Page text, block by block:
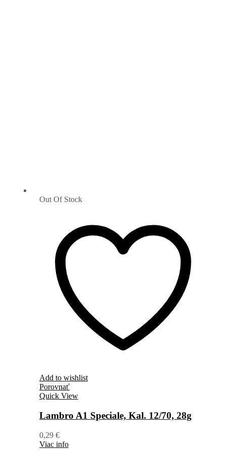
Out Of Stock
Add to wishlist
Porovnať
Quick View
Lambro A1 Speciale, Kal. 12/70, 28g
0,29 €
Viac info